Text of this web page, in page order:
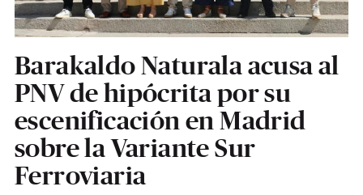
Barakaldo Naturala acusa al
PNV de hipócrita por su
escenificación en Madrid
sobre la Variante Sur
Ferroviaria